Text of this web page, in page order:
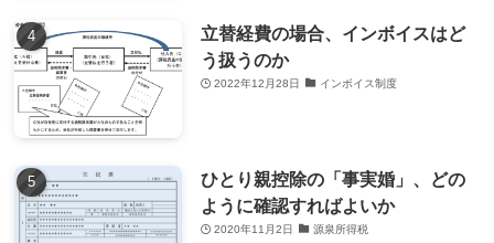
立替経費の場合、インボイスはど
う扱うのか
2022年12月28日 インボイス制度
ひとり親控除の「事実婚」、どの
ように確認すればよいか
2020年11月2日 源泉所得税